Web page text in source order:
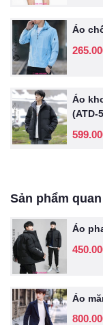
Áo
Áo
(ATD-
Sản phẩm
Áo
Áo